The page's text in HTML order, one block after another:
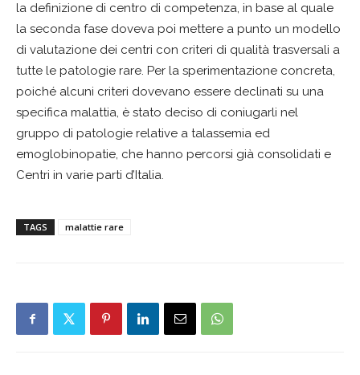
la definizione di centro di competenza, in base al quale
la seconda fase doveva poi mettere a punto un modello
di valutazione dei centri con criteri di qualità trasversali a
tutte le patologie rare. Per la sperimentazione concreta,
poiché alcuni criteri dovevano essere declinati su una
specifica malattia, è stato deciso di coniugarli nel
gruppo di patologie relative a talassemia ed
emoglobinopatie, che hanno percorsi già consolidati e
Centri in varie parti d’Italia.
TAGS malattie rare